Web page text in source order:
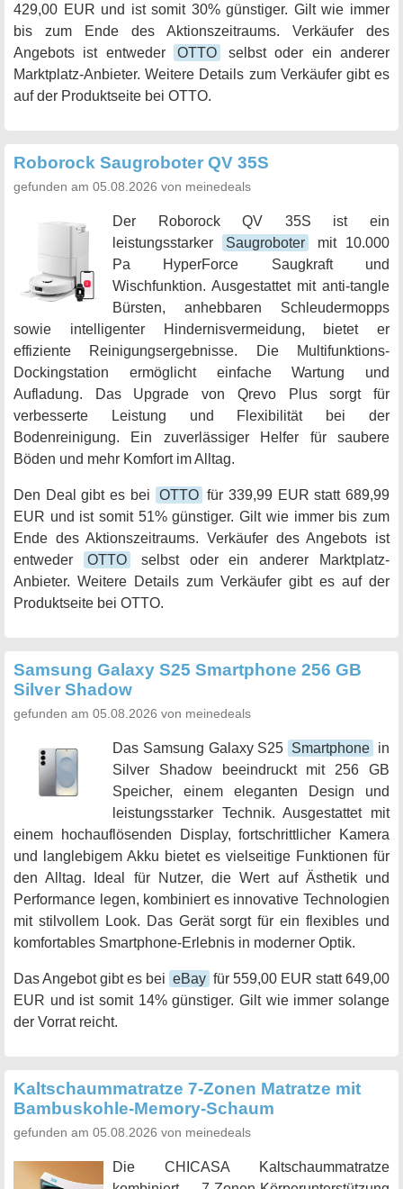
429,00 EUR und ist somit 30% günstiger. Gilt wie immer
bis zum Ende des Aktionszeitraums. Verkäufer des
Angebots ist entweder
OTTO
selbst oder ein anderer
Marktplatz-Anbieter. Weitere Details zum Verkäufer gibt es
auf der Produktseite bei OTTO.
Roborock Saugroboter QV 35S
gefunden am 05.08.2026 von meinedeals
Der Roborock QV 35S ist ein
leistungsstarker
Saugroboter
mit 10.000
Pa HyperForce Saugkraft und
Wischfunktion. Ausgestattet mit anti-tangle
Bürsten, anhebbaren Schleudermopps
sowie intelligenter Hindernisvermeidung, bietet er
effiziente Reinigungsergebnisse. Die Multifunktions-
Dockingstation ermöglicht einfache Wartung und
Aufladung. Das Upgrade von Qrevo Plus sorgt für
verbesserte Leistung und Flexibilität bei der
Bodenreinigung. Ein zuverlässiger Helfer für saubere
Böden und mehr Komfort im Alltag.
Den Deal gibt es bei OTTO für 339,99 EUR statt 689,99
EUR und ist somit 51% günstiger. Gilt wie immer bis zum
Ende des Aktionszeitraums. Verkäufer des Angebots ist
entweder
OTTO
selbst oder ein anderer Marktplatz-
Anbieter. Weitere Details zum Verkäufer gibt es auf der
Produktseite bei OTTO.
Samsung Galaxy S25 Smartphone 256 GB
Silver Shadow
gefunden am 05.08.2026 von meinedeals
Das Samsung Galaxy S25 Smartphone in
Silver Shadow beeindruckt mit 256 GB
Speicher, einem eleganten Design und
leistungsstarker Technik. Ausgestattet mit
einem hochauflösenden Display, fortschrittlicher Kamera
und langlebigem Akku bietet es vielseitige Funktionen für
den Alltag. Ideal für Nutzer, die Wert auf Ästhetik und
Performance legen, kombiniert es innovative Technologien
mit stilvollem Look. Das Gerät sorgt für ein flexibles und
komfortables Smartphone-Erlebnis in moderner Optik.
Das Angebot gibt es bei eBay für 559,00 EUR statt 649,00
EUR und ist somit 14% günstiger. Gilt wie immer solange
der Vorrat reicht.
Kaltschaummatratze 7-Zonen Matratze mit
Bambuskohle-Memory-Schaum
gefunden am 05.08.2026 von meinedeals
Die CHICASA Kaltschaummatratze